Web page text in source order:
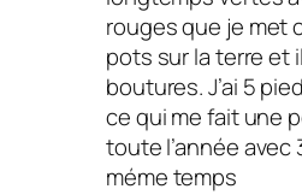
rouges que je met
pots sur la terre et
boutures. J’ai 5
ce qui me fait une
toute l’année avec
méme temps